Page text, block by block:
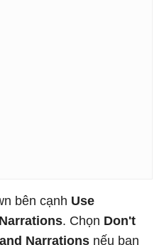
bên cạnh Use
. Chọn Don't
Narrations nếu bạn